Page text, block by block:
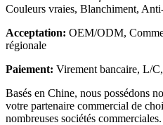
Couleurs vraies, Blanchiment,
Acceptation: OEM/ODM,
régionale
Paiement: Virement bancaire, L/
Basés en Chine, nous possédons
votre partenaire commercial de
nombreuses sociétés commerciales.